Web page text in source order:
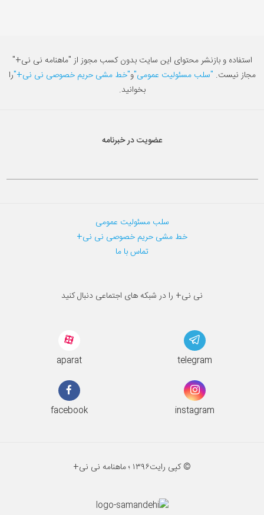
استفاده و بازنشر محتوای این سایت بدون کسب مجوز از "ماهنامه نی نی+"
مجاز نیست. "سلب مسئولیت عمومی"و"خط مشی حریم خصوصی نی نی+"را
بخوانید.
عضویت در خبرنامه
سلب مسئولیت عمومی
خط مشی حریم خصوصی نی نی+
تماس با ما
نی نی+ را در شبکه های اجتماعی دنبال کنید
aparat telegram
facebook instagram
© کپی رایت۱۳۹۶ ؛ ماهنامه نی نی+